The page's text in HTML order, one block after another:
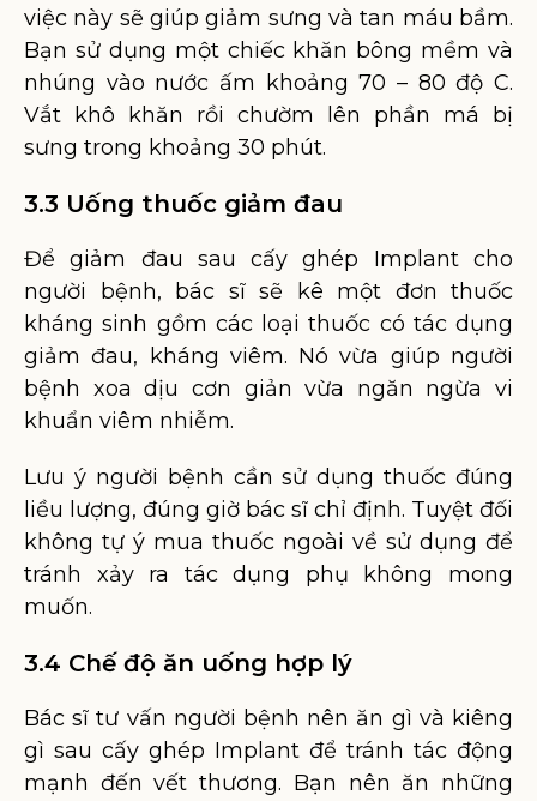
việc này sẽ giúp giảm sưng và tan máu bầm.
Bạn sử dụng một chiếc khăn bông mềm và
nhúng vào nước ấm khoảng 70 – 80 độ C.
Vắt khô khăn rồi chườm lên phần má bị
sưng trong khoảng 30 phút.
3.3 Uống thuốc giảm đau
Để giảm đau sau cấy ghép Implant cho
người bệnh, bác sĩ sẽ kê một đơn thuốc
kháng sinh gồm các loại thuốc có tác dụng
giảm đau, kháng viêm. Nó vừa giúp người
bệnh xoa dịu cơn giản vừa ngăn ngừa vi
khuẩn viêm nhiễm.
Lưu ý người bệnh cần sử dụng thuốc đúng
liều lượng, đúng giờ bác sĩ chỉ định. Tuyệt đối
không tự ý mua thuốc ngoài về sử dụng để
tránh xảy ra tác dụng phụ không mong
muốn.
3.4 Chế độ ăn uống hợp lý
Bác sĩ tư vấn người bệnh nên ăn gì và kiêng
gì sau cấy ghép Implant để tránh tác động
mạnh đến vết thương. Bạn nên ăn những